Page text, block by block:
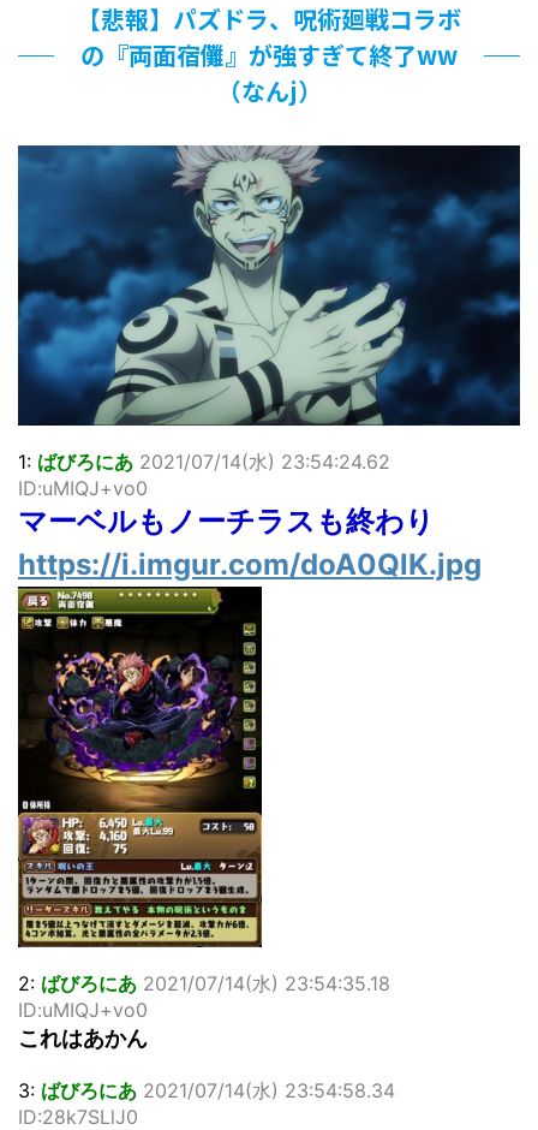
【画像】『プリズマ☆イリヤ』の新グッズ、流石に一線を越
えてしまう
…背が高い娘
佐藤絢音ちゃん(11)が万バズ！！
「洋画に日本版主題歌は必要か?」論争
超能力が使えるようになったので限界まで極める事にした件
その２
北原ももさんの挑発!!!
【画像】『プリズマ☆イリヤ』の新グッズ、流石に一線を越
えてしまう
敵「ダンクーガは合体するまでが長過ぎてつまらない」←合
体する前から面白いんだよなぁ
まとめチェッカーは閉鎖しました。RSSの解除をお願いしま
す。
【信長の野望・新生】米問屋をどういう時にどこに建てるの
かわからない
NHKにようこそ！を見終えたんだがｗｗｗ
Powered by livedoor 相互RSS
【悲報】パズドラ、呪術廻戦コラボ
の『両面宿儺』が強すぎて終了ww
（なんj）
1: ばびろにあ 2021/07/14(水) 23:54:24.62
ID:uMIQJ+vo0
マーベルもノーチラスも終わり
https://i.imgur.com/doA0QlK.jpg
2: ばびろにあ 2021/07/14(水) 23:54:35.18
ID:uMIQJ+vo0
これはあかん
3: ばびろにあ 2021/07/14(水) 23:54:58.34
ID:28k7SLlJ0